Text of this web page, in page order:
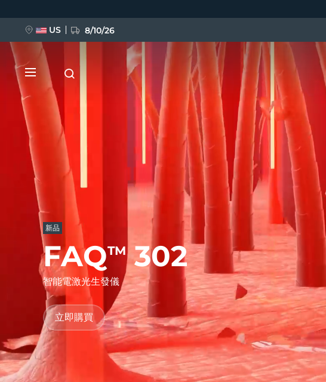
新品
FAQTM302
智能電激光生發儀
立即購買
US 8/10/26
新品
FAQ™ Pure Beauty-Tech Elixir
BREAKING NEWS
issa™ Teeth Whitening Set
FAQ™ Dual LED Panel